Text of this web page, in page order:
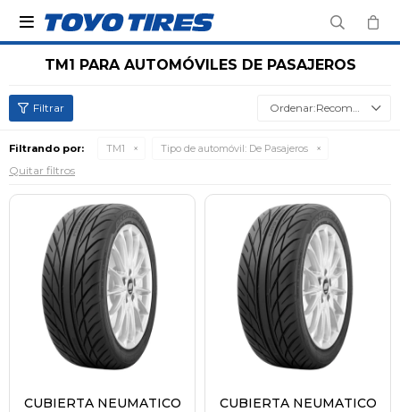

TM1 PARA AUTOMÓVILES DE PASAJEROS
Recomendados
Filtrando por: TM1 Tipo de automóvil: De Pasajeros
Quitar filtros
CUBIERTA NEUMATICO
CUBIERTA NEUMATICO